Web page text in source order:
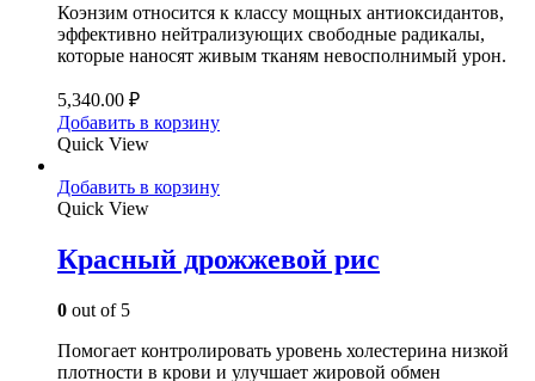
Коэнзим относится к классу мощных антиоксидантов,
эффективно нейтрализующих свободные радикалы,
которые наносят живым тканям невосполнимый урон.
5,340.00 ₽
Добавить в корзину
Quick View
Добавить в корзину
Quick View
Красный дрожжевой рис
0 out of 5
Помогает контролировать уровень холестерина низкой
плотности в крови и улучшает жировой обмен